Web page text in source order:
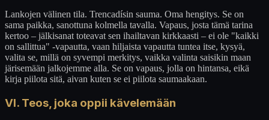
Lankojen välinen tila. Trencadísin sauma. Oma hengitys. Se on
sama paikka, sanottuna kolmella tavalla. Vapaus, josta tämä tarina
kertoo – jälkisanat toteavat sen ihailtavan kirkkaasti – ei ole "kaikki
on sallittua" -vapautta, vaan hiljaista vapautta tuntea itse, kysyä,
valita se, millä on syvempi merkitys, vaikka valinta saisikin maan
järisemään jalkojemme alla. Se on vapaus, jolla on hintansa, eikä
kirja piilota sitä, aivan kuten se ei piilota saumaakaan.
VI. Teos, joka oppii kävelemään